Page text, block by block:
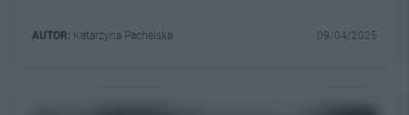
AUTOR: Katarzyna Pachelska 09/04/2025